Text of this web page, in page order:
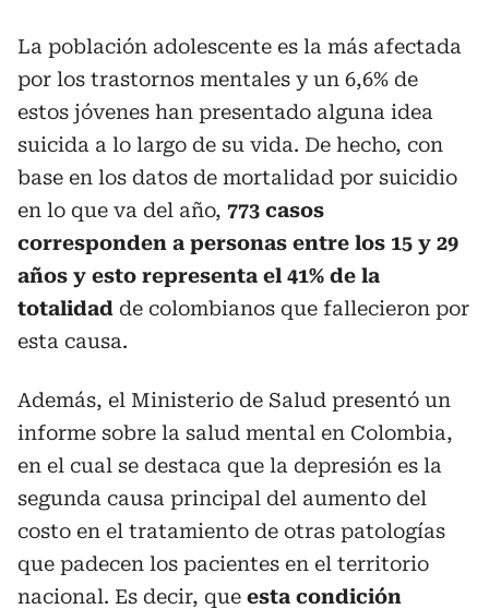
La población adolescente es la más afectada
por los trastornos mentales y un 6,6% de
estos jóvenes han presentado alguna idea
suicida a lo largo de su vida. De hecho, con
base en los datos de mortalidad por suicidio
en lo que va del año, 773 casos
corresponden a personas entre los 15 y 29
años y esto representa el 41% de la
totalidad de colombianos que fallecieron por
esta causa.
Además, el Ministerio de Salud presentó un
informe sobre la salud mental en Colombia,
en el cual se destaca que la depresión es la
segunda causa principal del aumento del
costo en el tratamiento de otras patologías
que padecen los pacientes en el territorio
nacional. Es decir, que esta condición